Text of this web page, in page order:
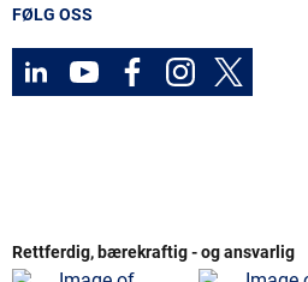
FØLG OSS
Rettferdig, bærekraftig - og ansvarlig